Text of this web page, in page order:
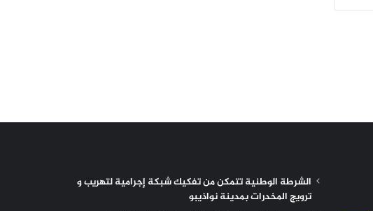
الشرطة الوطنية تتمكن من تفكيك شبكة إجرامية لتهريب و
ترويج المخدرات بمدينة نواذيبو